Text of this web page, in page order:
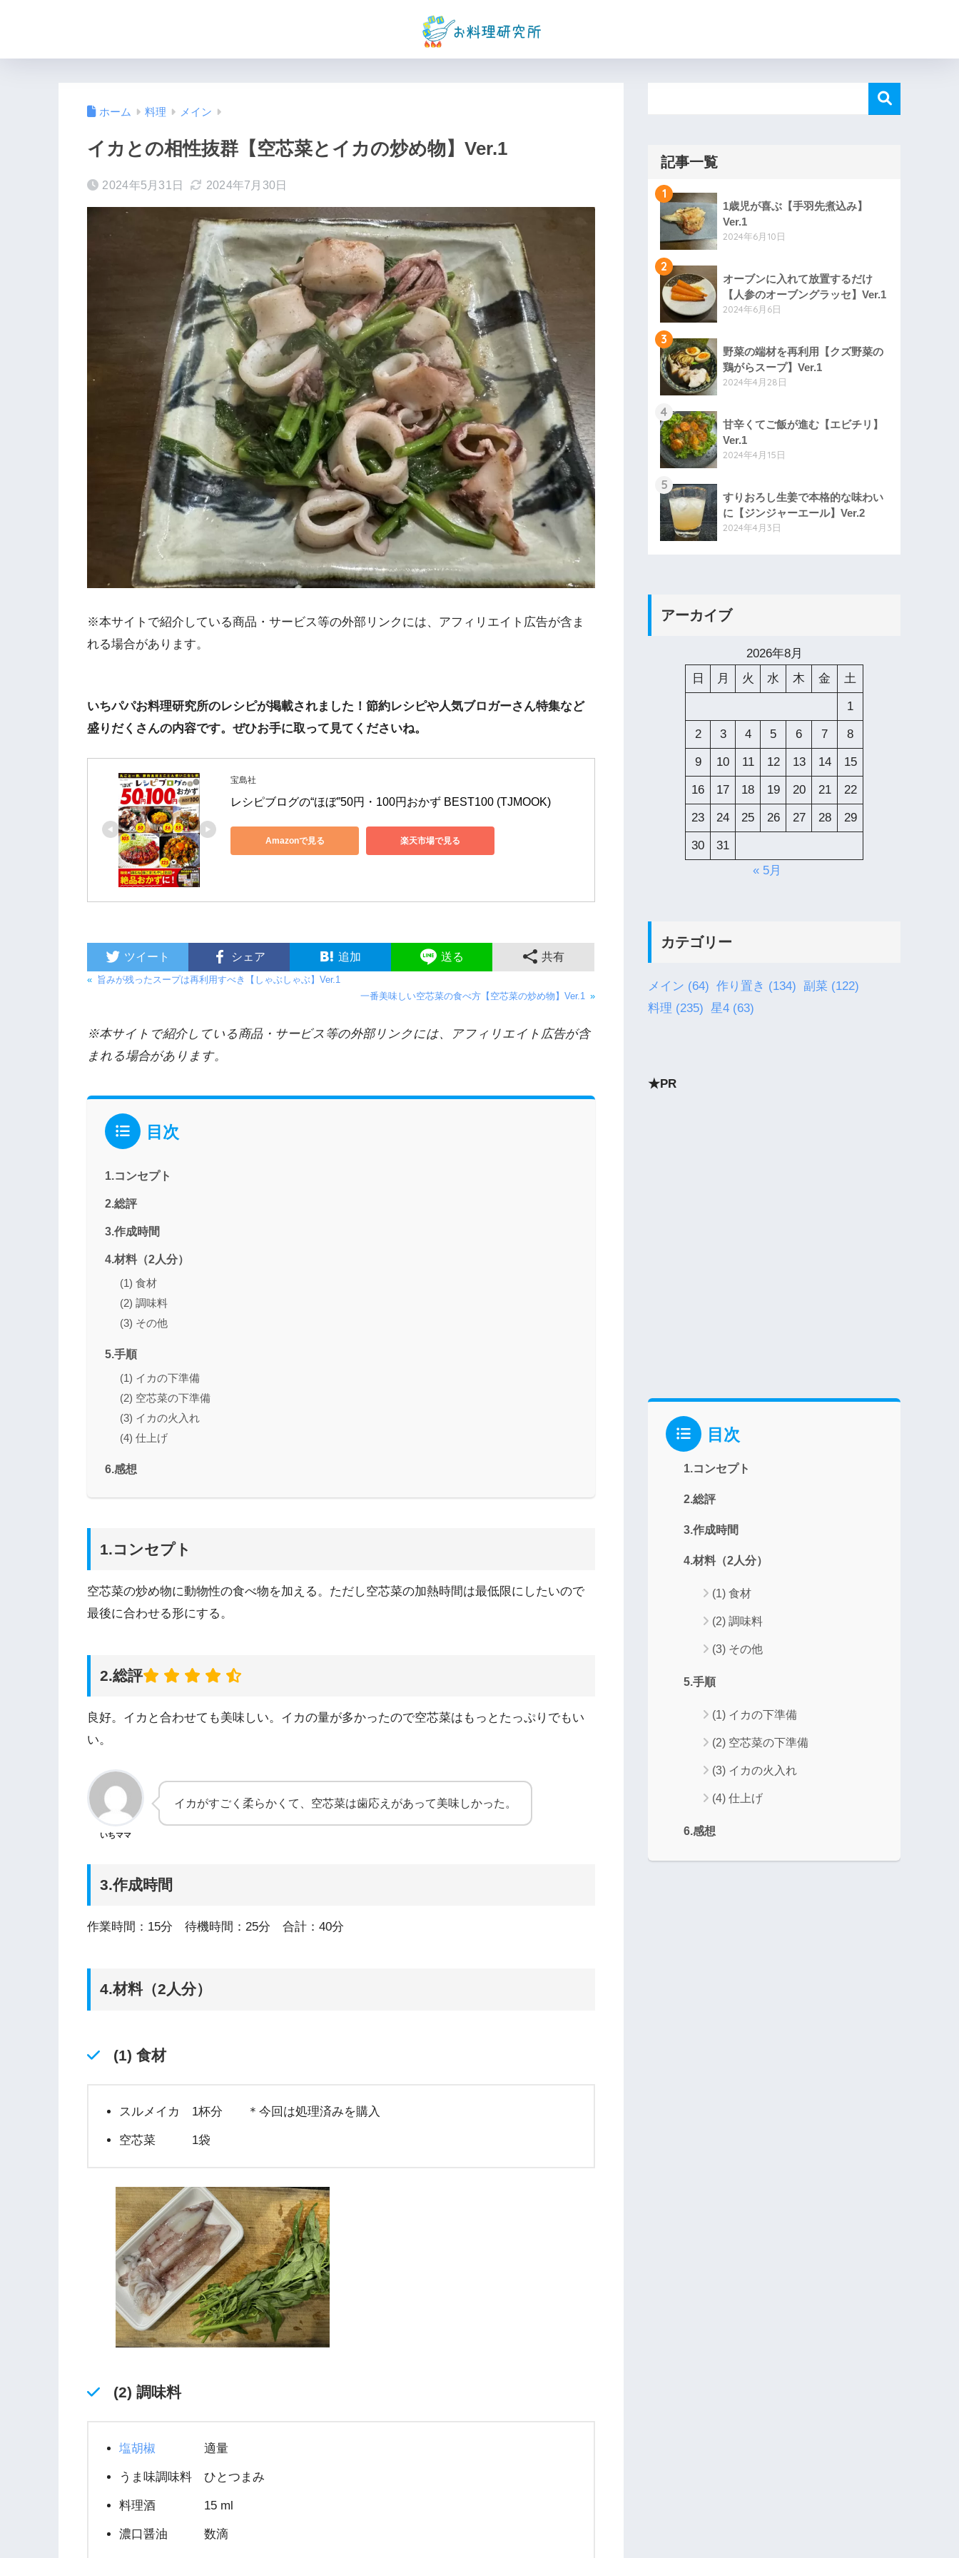
ホーム 料理 メイン
イカとの相性抜群【空芯菜とイカの炒め物】Ver.1
2024年5月31日 2024年7月30日
※本サイトで紹介している商品・サービス等の外部リンクには、アフィリエイト広告が含ま
れる場合があります。
いちパパお料理研究所のレシピが掲載されました！節約レシピや人気ブロガーさん特集など
盛りだくさんの内容です。ぜひお手に取って見てくださいね。
宝島社
レシピブログの“ほぼ”50円・100円おかず BEST100 (TJMOOK)
Amazonで見る 楽天市場で見る
ツイート シェア 追加 送る 共有
« 旨みが残ったスープは再利用すべき【しゃぶしゃぶ】Ver.1
一番美味しい空芯菜の食べ方【空芯菜の炒め物】Ver.1
»
※本サイトで紹介している商品・サービス等の外部リンクには、アフィリエイト広告が含
まれる場合があります。
目次
1.コンセプト
2.総評
3.作成時間
4.材料（2人分）
(1) 食材
(2) 調味料
(3) その他
5.手順
(1) イカの下準備
(2) 空芯菜の下準備
(3) イカの火入れ
(4) 仕上げ
6.感想
1.コンセプト
空芯菜の炒め物に動物性の食べ物を加える。ただし空芯菜の加熱時間は最低限にしたいので
最後に合わせる形にする。
2.総評
良好。イカと合わせても美味しい。イカの量が多かったので空芯菜はもっとたっぷりでもい
い。
いちママ
イカがすごく柔らかくて、空芯菜は歯応えがあって美味しかった。
3.作成時間
作業時間：15分 待機時間：25分 合計：40分
4.材料（2人分）
(1) 食材
スルメイカ 1杯分 ＊今回は処理済みを購入
空芯菜 1袋
(2) 調味料
塩胡椒 適量
うま味調味料 ひとつまみ
料理酒 15 ml
濃口醤油 数滴
記事一覧
1
1歳児が喜ぶ【手羽先煮込み】
Ver.1
2024年6月10日
2
オーブンに入れて放置するだけ
【人参のオーブングラッセ】Ver.1
2024年6月6日
3
野菜の端材を再利用【クズ野菜の
鶏がらスープ】Ver.1
2024年4月28日
4
甘辛くてご飯が進む【エビチリ】
Ver.1
2024年4月15日
5
すりおろし生姜で本格的な味わい
に【ジンジャーエール】Ver.2
2024年4月3日
アーカイブ
2026年8月
日
月 火 水 木 金 土
1
2 3 4 5 6 7 8
9 10 11 12 13 14 15
16 17 18 19 20 21 22
23 24 25 26 27 28 29
30
31
« 5月
カテゴリー
メイン (64) 作り置き (134) 副菜 (122)
料理 (235) 星4 (63)
★PR
目次
1.コンセプト
2.総評
3.作成時間
4.材料（2人分）
(1) 食材
(2) 調味料
(3) その他
5.手順
(1) イカの下準備
(2) 空芯菜の下準備
(3) イカの火入れ
(4) 仕上げ
6.感想